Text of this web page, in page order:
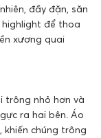
đầy đặn, săn
highlight để thoa
xương quai
trông nhỏ hơn và
ra hai bên. Áo
chúng trông